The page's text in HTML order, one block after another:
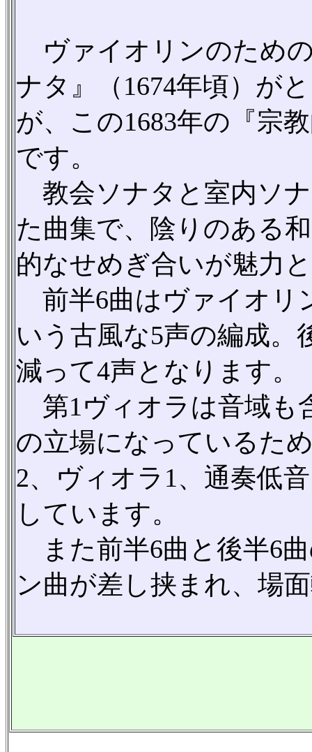
ヴァイオリンのため
ナタ』（1674年頃）が
が、この1683年の『宗
です。
教会ソナタと室内ソ
た曲集で、陰りのある
的なせめぎ合いが魅力
前半6曲はヴァイオリ
いう古風な5声の編成。
減って4声となります。
第1ヴィオラは音域も
の立場になっているた
2、ヴィオラ1、通奏低
しています。
また前半6曲と後半6
ン曲が差し挟まれ、場